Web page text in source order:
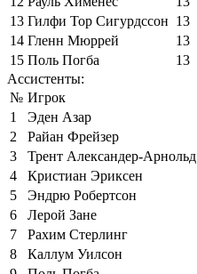
13 Гилфи Тор Сигурдссон 13
14 Гленн Мюррей
13
15 Поль Погба
13
Ассистенты:
№ Игрок
1
Эден Азар
2
Райан Фрейзер
3
Трент Александер-Арнольд
4
Кристиан Эриксен
5
Эндрю Робертсон
6
Лерой Зане
7
Рахим Стерлинг
8
Каллум Уилсон